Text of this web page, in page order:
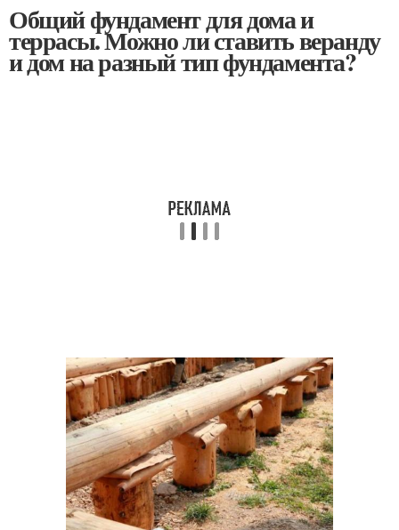
Общий фундамент для дома и
террасы. Можно ли ставить веранду
и дом на разный тип фундамента?